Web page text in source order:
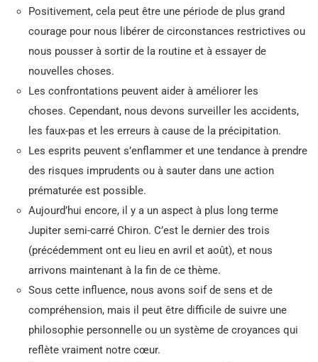
Positivement, cela peut être une période de plus grand
courage pour nous libérer de circonstances restrictives ou
nous pousser à sortir de la routine et à essayer de
nouvelles choses.
Les confrontations peuvent aider à améliorer les
choses. Cependant, nous devons surveiller les accidents,
les faux-pas et les erreurs à cause de la précipitation.
Les esprits peuvent s’enflammer et une tendance à prendre
des risques imprudents ou à sauter dans une action
prématurée est possible.
Aujourd’hui encore, il y a un aspect à plus long terme
Jupiter semi-carré Chiron. C’est le dernier des trois
(précédemment ont eu lieu en avril et août), et nous
arrivons maintenant à la fin de ce thème.
Sous cette influence, nous avons soif de sens et de
compréhension, mais il peut être difficile de suivre une
philosophie personnelle ou un système de croyances qui
reflète vraiment notre cœur.